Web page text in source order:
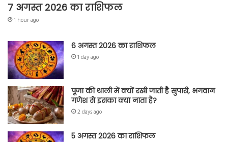
7 अगस्त 2026 का राशिफल
1 hour ago
6 अगस्त 2026 का राशिफल
1 day ago
पूजा की थाली में क्यों रखी जाती है सुपारी, भगवान
गणेश से इसका क्या नाता है?
2 days ago
5 अगस्त 2026 का राशिफल